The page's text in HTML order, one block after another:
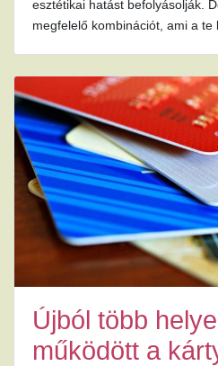
esztétikai hatást befolyásolják.
megfelelő kombinációt, ami a te
Újból több
működött a